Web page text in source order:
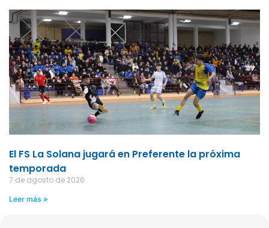
El FS La Solana jugará en Preferente la próxima
temporada
7 de agosto de 2026
Leer más »